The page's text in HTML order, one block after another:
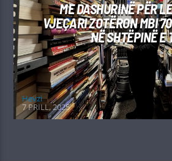
ME DASHURINË PËR
VJEÇARI ZOTËRON MBI
NË SHTËPINË E
Hevzi
7 PRILL, 2025